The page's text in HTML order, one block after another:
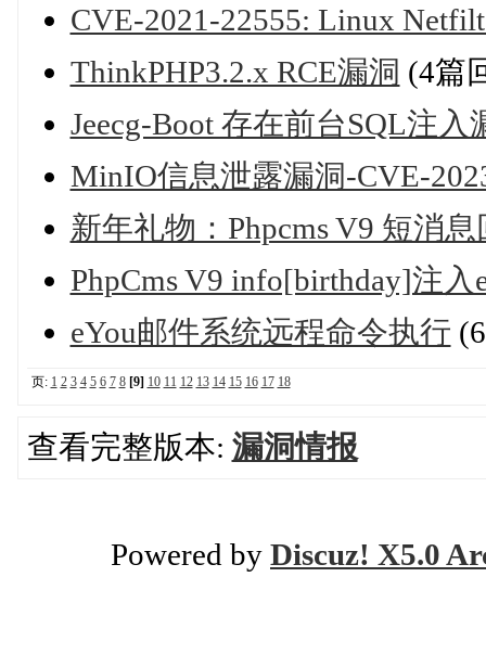
CVE-2021-22555: Linux
ThinkPHP3.2.x RCE漏洞 (4篇
Jeecg-Boot 存在前台SQL注
MinIO信息泄露漏洞-CVE-
新年礼物：Phpcms V9 短消
PhpCms V9 info[birthday]注入
eYou邮件系统远程命令执行
页: 1 2 3 4 5 6 7 8 [9] 10 11 12 13 14 15 16 17 18
查看完整版本: 漏洞情报
Powered by Discuz! X5.0